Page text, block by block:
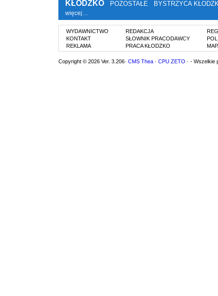
KŁODZKO POZOSTAŁE BYSTRZYCA
więcej…
WYDAWNICTWO
KONTAKT
REKLAMA
REDAKCJA
SŁOWNIK PRACODAWCY
PRACA KŁODZKO
Copyright © 2026 Ver. 3.206· CMS Thea · CPU ZETO · - Wszelkie